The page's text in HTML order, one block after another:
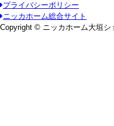
プライバシーポリシー
ニッカホーム総合サイト
Copyright © ニッカホーム大垣